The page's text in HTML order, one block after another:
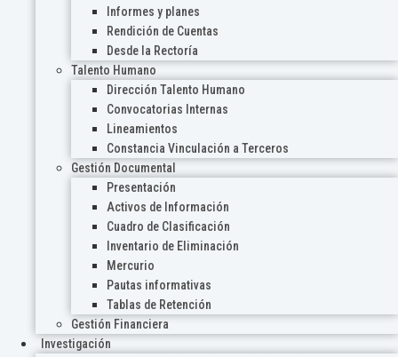
Informes y planes
Rendición de Cuentas
Desde la Rectoría
Talento Humano
Dirección Talento Humano
Convocatorias Internas
Lineamientos
Constancia Vinculación a Terceros
Gestión Documental
Presentación
Activos de Información
Cuadro de Clasificación
Inventario de Eliminación
Mercurio
Pautas informativas
Tablas de Retención
Gestión Financiera
Investigación